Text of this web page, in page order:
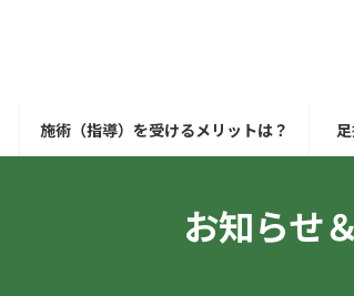
施術（指導）を受けるメリットは？
お知らせ